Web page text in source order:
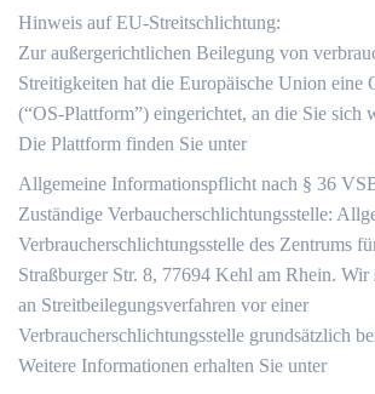
Hinweis auf EU-Streitschlichtung:
Zur außergerichtlichen Beilegung von
Streitigkeiten hat die Europäische Union eine
(“OS-Plattform”) eingerichtet, an die Sie sich
Die Plattform finden Sie unter
Allgemeine Informationspflicht nach § 36
Zuständige Verbaucherschlichtungsstelle:
Verbraucherschlichtungsstelle des Zentrums
Straßburger Str. 8, 77694 Kehl am Rhein. Wir
an Streitbeilegungsverfahren vor einer
Verbraucherschlichtungsstelle grundsätzlich
Weitere Informationen erhalten Sie unter